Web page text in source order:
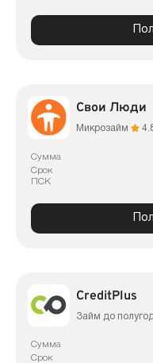
Свои Люди
Микрозайм
Сумма
Срок
ПСК
CreditPlus
Займ до
Сумма
Срок